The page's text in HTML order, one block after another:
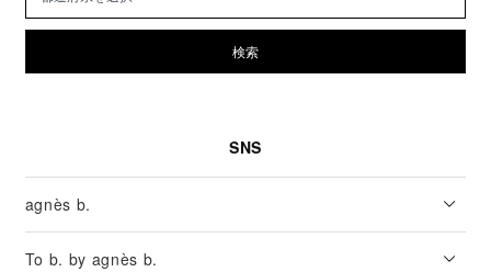
検索
SNS
agnès b.
To b. by agnès b.